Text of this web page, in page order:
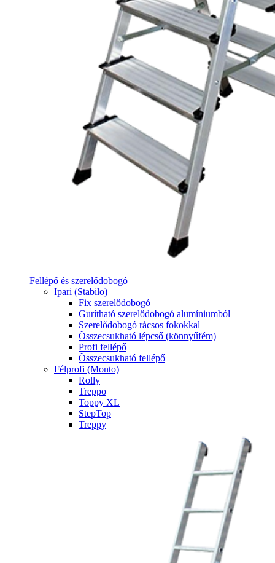
Fellépő és szerelődobogó
Ipari (Stabilo)
Fix szerelődobogó
Gurítható szerelődobogó alumíniumból
Szerelődobogó rácsos fokokkal
Összecsukható lépcső (könnyűfém)
Profi fellépő
Összecsukható fellépő
Félprofi (Monto)
Rolly
Treppo
Toppy XL
StepTop
Treppy